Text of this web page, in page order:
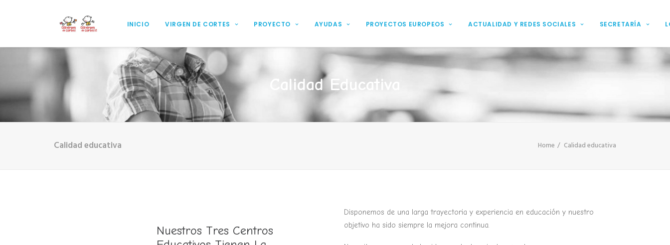
INICIO VIRGEN DE CORTES PROYECTO AYUDAS PROYECTOS EUROPEOS ACTUALIDAD Y REDES SOCIALES SECRETARÍA
Calidad Educativa
Calidad educativa Home Calidad educativa
Nuestros Tres Centros
Disponemos de una larga trayectoria y experiencia en educación y nuestro
objetivo ha sido siempre la mejora continua.